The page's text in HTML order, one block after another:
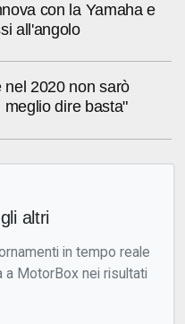
con la Yamaha e
all'angolo
nel 2020 non sarò
meglio dire basta"
altri
in tempo reale
a MotorBox nei risultati